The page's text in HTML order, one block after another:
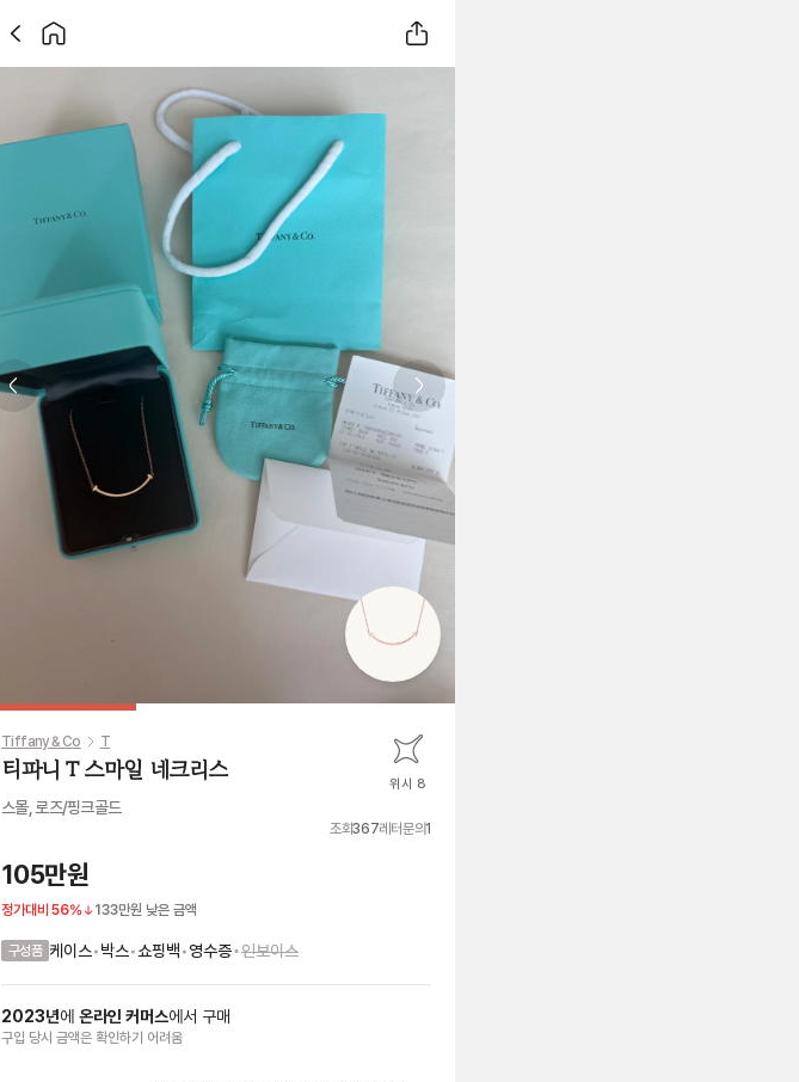
Previous slide Next slide
Tiffany & Co T
티파니 T 스마일 네크리스 위시 8
스몰, 로즈/핑크골드
조회367레터문의1
105만원
정가대비 56% 133만원 낮은 금액
구성품 케이스•박스•쇼핑백•영수증•인보이스
2023년에 온라인 커머스에서 구매
구입 당시 금액은 확인하기 어려움